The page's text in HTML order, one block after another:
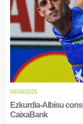
04/08/2026
Ezkurdia-Albisu
CaixaBank